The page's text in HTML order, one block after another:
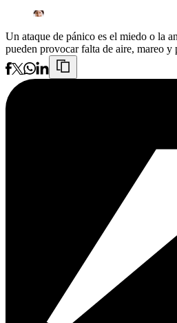
Un ataque de pánico es el miedo o la
pueden provocar falta de aire, mareo y